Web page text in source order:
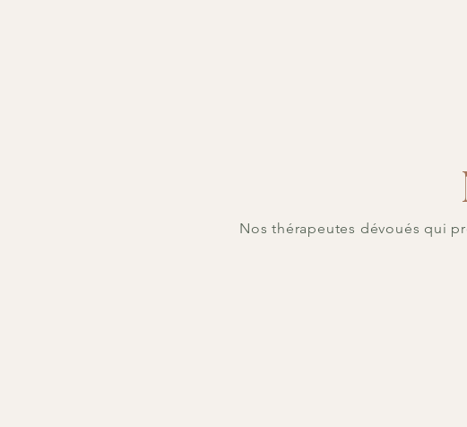
Nos thérapeutes dévoués qui